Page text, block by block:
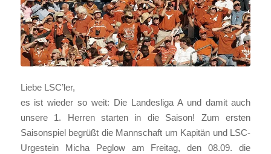
Liebe LSC’ler,
es ist wieder so weit: Die Landesliga A und damit auch
unsere 1. Herren starten in die Saison! Zum ersten
Saisonspiel begrüßt die Mannschaft um Kapitän und LSC-
Urgestein Micha Peglow am Freitag, den 08.09. die